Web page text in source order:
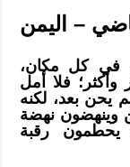
– اليمن
في كل مكان،
فلا أمل
يحن بعد، لكنه
وينهضون نهضة
يحطمون رقبة